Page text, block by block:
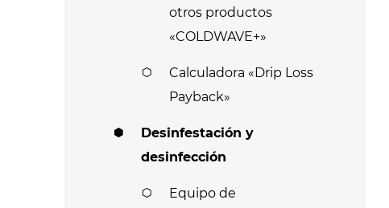
otros productos
«COLDWAVE+»
Calculadora «Drip Loss
Payback»
Desinfestación y
desinfección
Equipo de